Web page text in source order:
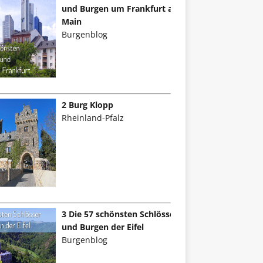
und Burgen um Frankfurt am
Main
Burgenblog
2 Burg Klopp
Rheinland-Pfalz
3 Die 57 schönsten Schlösser
und Burgen der Eifel
Burgenblog